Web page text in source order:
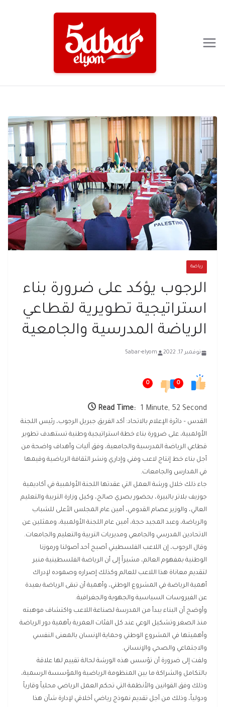
رياضة
الرجوب يؤكد على ضرورة بناء
استراتيجية تطويرية لقطاعي
الرياضة المدرسية والجامعية
نوفمبر 17, 2022 5abar-elyom
0
0
Read Time: 1 Minute, 52 Second
القدس – دائرة الإعلام بالاتحاد: أكد الفريق جبريل الرجوب، رئيس اللجنة
الأولمبية، على ضرورة بناء خطة استراتيجية وطنية تستهدف تطوير
قطاعي الرياضة المدرسية والجامعية، وفق آليات وأهداف واضحة من
أجل بناء خط إنتاج لاعب وفني وإداري ونشر الثقافة الرياضية وقيمها
في المدارس والجامعات.
جاء ذلك خلال ورشة العمل التي عقدتها اللجنة الأولمبية في أكاديمية
جوزيف بلاتر بالبيرة، بحضور بصري صالح، وكيل وزارة التربية والتعليم
العالي، والوزير عصام القدومي، أمين عام المجلس الأعلى للشباب
والرياضة، وعبد المجيد حجة، أمين عام اللجنة الأولمبية، وممثلين عن
الاتحادين المدرسي والجامعي ومديريات التربية والتعليم والجامعات.
وقال الرجوب، إن اللاعب الفلسطيني أصبح أحد أصولنا ورموزنا
الوطنية بمفهوم العالم، مشيراً إلى أن الرياضة الفلسطينية منبر
لتقديم معاناة هذا اللاعب للعالم وكذلك إصراره وصموده لإدراك
أهمية الرياضة في المشروع الوطني، وأهمية أن تبقى الرياضة بعيدة
عن الفيروسات السياسية والجهوية والجغرافية.
وأوضح أن البناء يبدأ من المدرسة لصناعة اللاعب واكتشاف موهبته
منذ الصغر وتشكيل الوعي عند كل الفئات العمرية بأهمية دور الرياضة
وأهميتها في المشروع الوطني وحماية الإنسان بالمعنى النفسي
والاجتماعي والصحي والإنساني.
ولفت إلى ضرورة أن تؤسس هذه الورشة لحالة تقييم لها علاقة
بالتكامل والشراكة ما بين المنظومة الرياضية والمؤسسة الرسمية،
وذلك وفق القوانين والأنظمة التي تحكم العمل الرياضي محلياً وقارياً
ودولياً، وذلك من أجل تقديم نموذج رياضي أخلاقي لإدارة شأن هذا